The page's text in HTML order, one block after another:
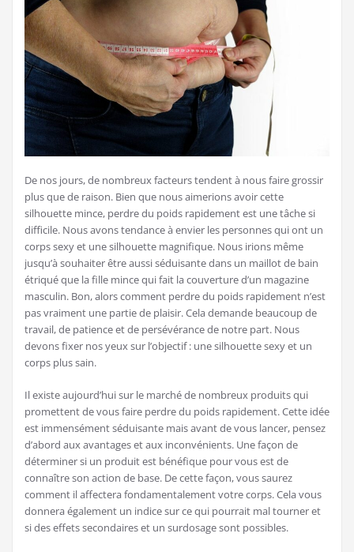
De nos jours, de nombreux facteurs tendent à nous faire grossir
plus que de raison. Bien que nous aimerions avoir cette
silhouette mince, perdre du poids rapidement est une tâche si
difficile. Nous avons tendance à envier les personnes qui ont un
corps sexy et une silhouette magnifique. Nous irions même
jusqu’à souhaiter être aussi séduisante dans un maillot de bain
étriqué que la fille mince qui fait la couverture d’un magazine
masculin. Bon, alors comment perdre du poids rapidement n’est
pas vraiment une partie de plaisir. Cela demande beaucoup de
travail, de patience et de persévérance de notre part. Nous
devons fixer nos yeux sur l’objectif : une silhouette sexy et un
corps plus sain.
Il existe aujourd’hui sur le marché de nombreux produits qui
promettent de vous faire perdre du poids rapidement. Cette idée
est immensément séduisante mais avant de vous lancer, pensez
d’abord aux avantages et aux inconvénients. Une façon de
déterminer si un produit est bénéfique pour vous est de
connaître son action de base. De cette façon, vous saurez
comment il affectera fondamentalement votre corps. Cela vous
donnera également un indice sur ce qui pourrait mal tourner et
si des effets secondaires et un surdosage sont possibles.